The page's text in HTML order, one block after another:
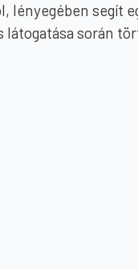
lényegében segít
látogatása során